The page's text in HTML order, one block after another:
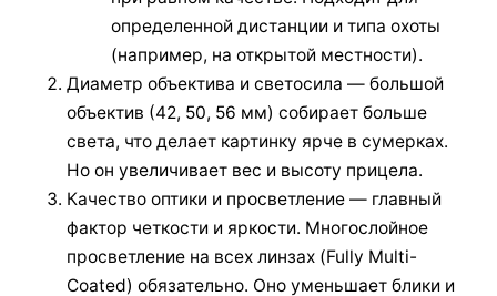
определенной дистанции и типа охоты
(например, на открытой местности).
Диаметр объектива и светосила — большой
объектив (42, 50, 56 мм) собирает больше
света, что делает картинку ярче в сумерках.
Но он увеличивает вес и высоту прицела.
Качество оптики и просветление — главный
фактор четкости и яркости. Многослойное
просветление на всех линзах (Fully Multi-
Coated) обязательно. Оно уменьшает блики и